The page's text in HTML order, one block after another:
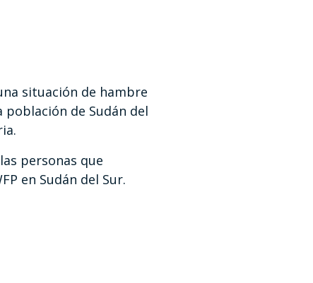
situación de hambre
de Sudán del
personas que
en Sudán del Sur.